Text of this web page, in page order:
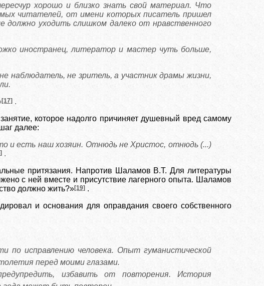
хорошо и близко знать свой материал. Что
читателей, от имени которых писатель пришел
уходить слишком далеко от нравственного
иностранец, литератор и мастер чуть больше,
наблюдатель, не зритель, а участник драмы жизни,
[17] .
которое надолго причиняет душевный вред самому
далее:
и есть наш хозяин. Отнюдь не Христос, отнюдь (...)
.
притязания. Напротив Шаламов В.Т. Для литературы
с ней вместе и присутствие лагерного опыта. Шаламов
должно жить?»[19] .
и основания для оправдания своего собственного
исправлению человека. Опыт гуманистической
перед моими глазами.
избавить от повторения. История